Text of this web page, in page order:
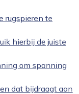
rugspieren te
hierbij de juiste
om spanning
dat bijdraagt aan